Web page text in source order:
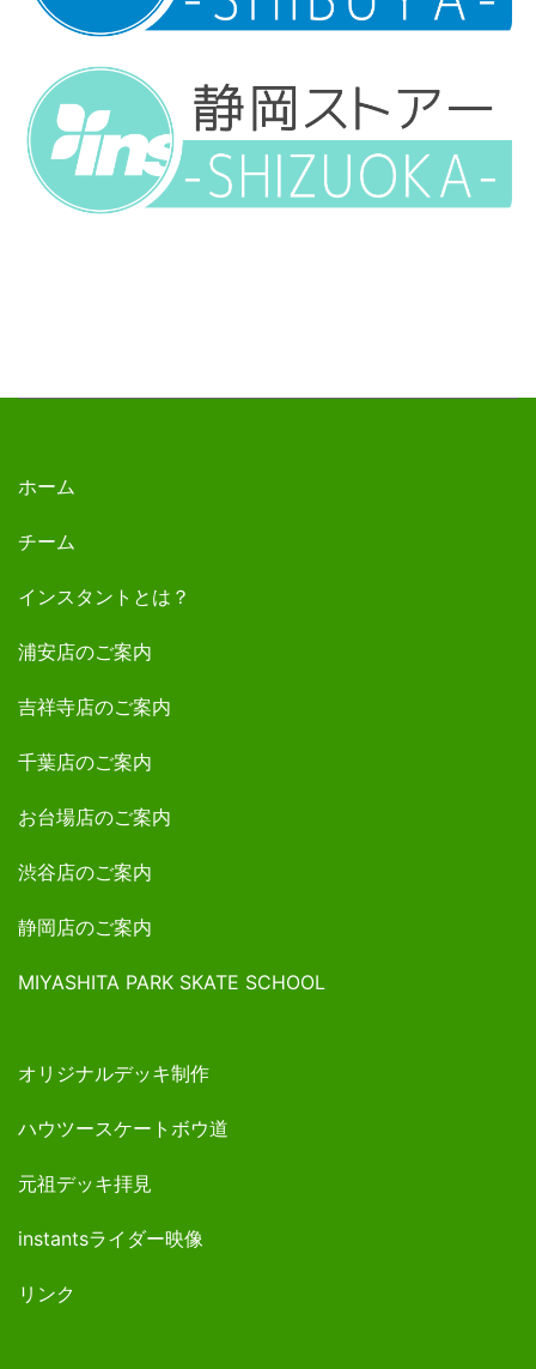
ホーム
チーム
インスタントとは？
浦安店のご案内
吉祥寺店のご案内
千葉店のご案内
お台場店のご案内
渋谷店のご案内
静岡店のご案内
MIYASHITA PARK SKATE SCHOOL
オリジナルデッキ制作
ハウツースケートボウ道
元祖デッキ拝見
instantsライダー映像
リンク